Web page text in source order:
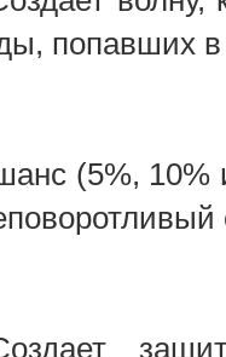
попавших
(5%, 10%